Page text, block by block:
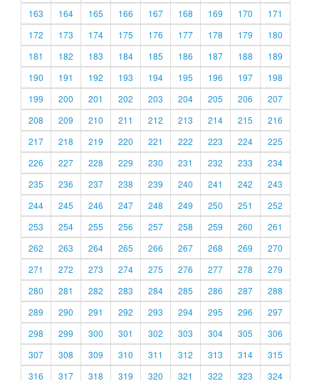
163
164 165 166 167 168 169 170
171
172
173 174 175 176 177 178 179
180
181
182 183 184 185 186 187 188
189
190
191 192 193 194 195 196 197
198
199
200 201 202 203 204 205 206
207
208
209 210 211 212 213 214 215
216
217
218 219 220 221 222 223 224
225
226
227 228 229 230 231 232 233
234
235
236 237 238 239 240 241 242
243
244
245 246 247 248 249 250 251
252
253
254 255 256 257 258 259 260
261
262
263 264 265 266 267 268 269
270
271
272 273 274 275 276 277 278
279
280
281 282 283 284 285 286 287
288
289
290 291 292 293 294 295 296
297
298
299 300 301 302 303 304 305
306
307
308 309 310 311 312 313 314
315
316
317 318 319 320 321 322 323 324